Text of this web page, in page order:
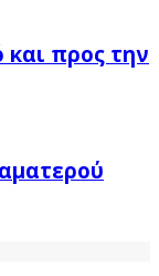
και προς την